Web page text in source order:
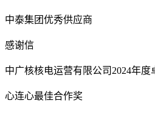
中泰集团优秀供应商
感谢信
中广核核电运营有限公司2024年
心连心最佳合作奖